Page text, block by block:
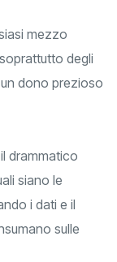
mezzo
degli
dono prezioso
drammatico
siano le
i dati e il
sulle